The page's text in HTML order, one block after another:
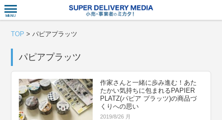
TOP >パピアプラッツ
パピアプラッツ
作家さんと一緒に歩み進む！あた
たかい気持ちに包まれるPAPIER
PLATZ(パピア プラッツ)の商品づ
くりへの思い
2019/8/26 月